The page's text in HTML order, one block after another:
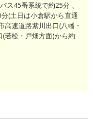
ス45番系統で約25分 、
(土日は小倉駅から直通
高速道路紫川出口(八幡・
若松・戸畑方面)から約